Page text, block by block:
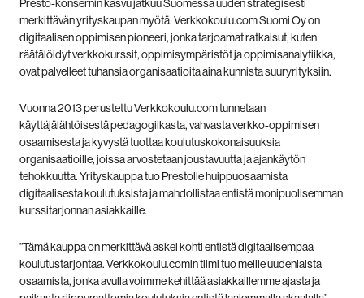
Presto-konsernin kasvu jatkuu Suomessa uuden strategisesti
merkittävän yrityskaupan myötä. Verkkokoulu.com Suomi Oy on
digitaalisen oppimisen pioneeri, jonka tarjoamat ratkaisut, kuten
räätälöidyt verkkokurssit, oppimisympäristöt ja oppimisanalytiikka,
ovat palvelleet tuhansia organisaatioita aina kunnista suuryrityksiin.
Vuonna 2013 perustettu Verkkokoulu.com tunnetaan
käyttäjälähtöisestä pedagogiikasta, vahvasta verkko-oppimisen
osaamisesta ja kyvystä tuottaa koulutuskokonaisuuksia
organisaatioille, joissa arvostetaan joustavuutta ja ajankäytön
tehokkuutta. Yrityskauppa tuo Prestolle huippuosaamista
digitaalisesta koulutuksista ja mahdollistaa entistä monipuolisemman
kurssitarjonnan asiakkaille.
”Tämä kauppa on merkittävä askel kohti entistä digitaalisempaa
koulutustarjontaa. Verkkokoulu.comin tiimi tuo meille uudenlaista
osaamista, jonka avulla voimme kehittää asiakkaillemme ajasta ja